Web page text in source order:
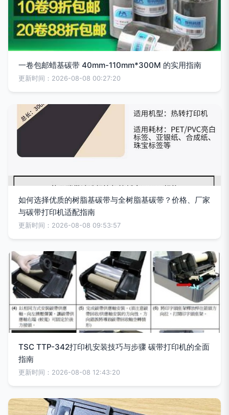
一卷包邮蜡基碳带 40mm-110mm*300M 的实用指南
更新时间：2026-08-08 00:27:20
如何选择优质的树脂基碳带与全树脂基碳带？价格、厂家
与碳带打印机适配指南
更新时间：2026-08-08 09:53:57
TSC TTP-342打印机安装技巧与步骤 碳带打印机的全面
指南
更新时间：2026-08-08 12:43:20